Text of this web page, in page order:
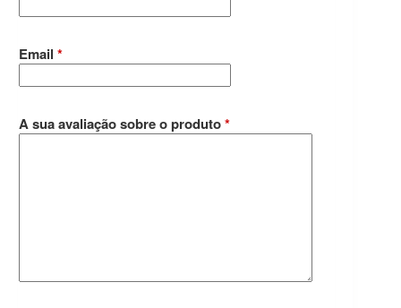
Email *
A sua avaliação sobre o produto*